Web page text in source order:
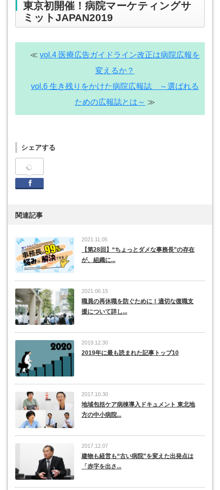
東京初開催！病院マーケティングサ
ミットJAPAN2019
≪ vol.4 医療広告ガイドライン改正は病院広報を
変えるか？
vol.6 生き残りをかけた病院広報誌 ～選ばれる
ための広報誌とは～ ≫
シェアする
関連記事
2021.11.05
【第28回】“ちょっとダメな事務長”の存在
が、組織に...
2021.06.15
職員の再休職を防ぐために！適切な復職支
援について詳し...
2019.12.30
2019年に最も読まれた記事トップ10
2017.10.30
地域包括ケア病棟導入ドキュメント 東北地
方の中小病院...
2017.12.07
建物も経営も“古い病院”を変えた出発点は
「赤字を出さ...